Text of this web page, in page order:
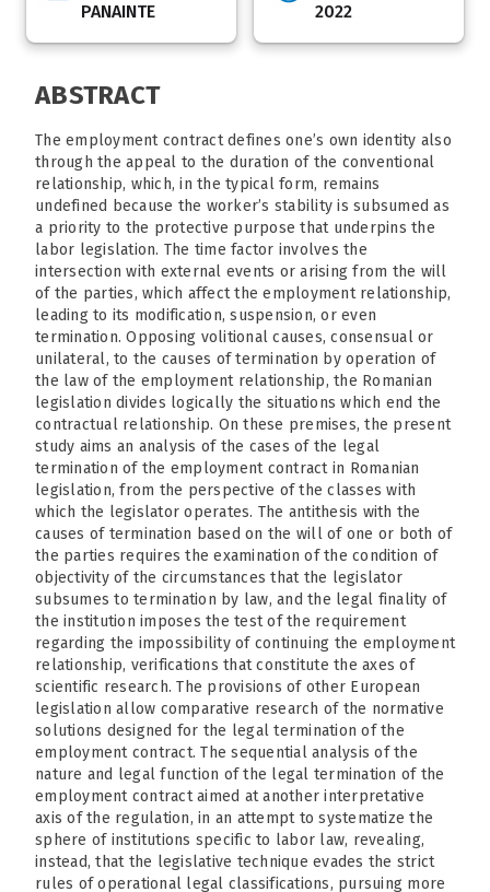
PANAINTE
2022
ABSTRACT
The employment contract defines one’s own identity also
through the appeal to the duration of the conventional
relationship, which, in the typical form, remains
undefined because the worker’s stability is subsumed as
a priority to the protective purpose that underpins the
labor legislation. The time factor involves the
intersection with external events or arising from the will
of the parties, which affect the employment relationship,
leading to its modification, suspension, or even
termination. Opposing volitional causes, consensual or
unilateral, to the causes of termination by operation of
the law of the employment relationship, the Romanian
legislation divides logically the situations which end the
contractual relationship. On these premises, the present
study aims an analysis of the cases of the legal
termination of the employment contract in Romanian
legislation, from the perspective of the classes with
which the legislator operates. The antithesis with the
causes of termination based on the will of one or both of
the parties requires the examination of the condition of
objectivity of the circumstances that the legislator
subsumes to termination by law, and the legal finality of
the institution imposes the test of the requirement
regarding the impossibility of continuing the employment
relationship, verifications that constitute the axes of
scientific research. The provisions of other European
legislation allow comparative research of the normative
solutions designed for the legal termination of the
employment contract. The sequential analysis of the
nature and legal function of the legal termination of the
employment contract aimed at another interpretative
axis of the regulation, in an attempt to systematize the
sphere of institutions specific to labor law, revealing,
instead, that the legislative technique evades the strict
rules of operational legal classifications, pursuing more